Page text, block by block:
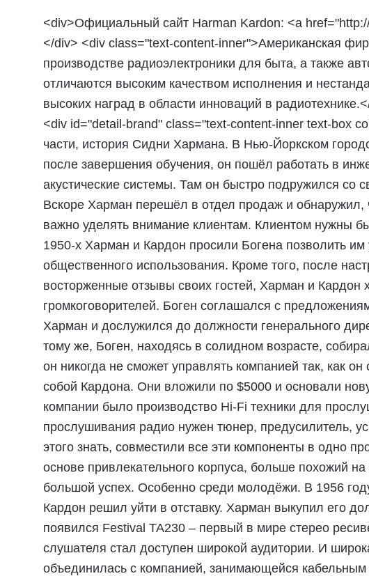
<div>Официальный сайт Harman Kardon: <a
</div> <div class="text-content-inner">Американская
производстве радиоэлектроники для быта, а также
отличаются высоким качеством исполнения и
высоких наград в области инноваций в
<div id="detail-brand" class="text-content-inner text-box
части, история Сидни Хармана. В Нью-Йоркском
после завершения обучения, он пошёл работать в
акустические системы. Там он быстро подружился
Вскоре Харман перешёл в отдел продаж и обнаружил,
важно уделять внимание клиентам. Клиентом нужны
1950-х Харман и Кардон просили Богена позволить им
общественного использования. Кроме того, после
восторженные отзывы своих гостей, Харман и Кардон
громкоговорителей. Боген соглашался с
Харман и дослужился до должности генерального
тому же, Боген, находясь в солидном возрасте,
он никогда не сможет управлять компанией так, как
собой Кардона. Они вложили по $5000 и основали
компании было производство Hi-Fi техники для
прослушивания радио нужен тюнер, предусилитель,
этого знать, совместили все эти компоненты в одно
основе привлекательного корпуса, больше похожий
большой успех. Особенно среди молодёжи. В 1956
Кардон решил уйти в отставку. Харман выкупил его
появился Festival TA230 – первый в мире стерео
слушателя стал доступен широкой аудитории. И
объединилась с компанией, занимающейся